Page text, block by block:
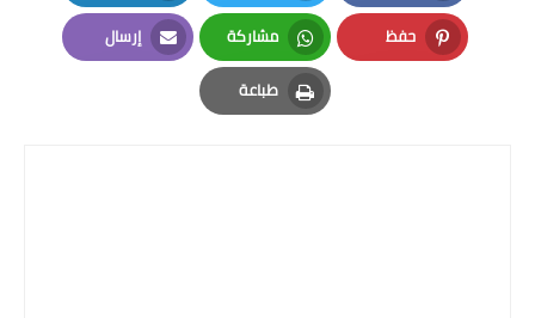
Facebook
Twitter
LinkedIn
حفظ
Pinterest
مشاركة
Whatsapp
إرسال
Email
طباعة
Print